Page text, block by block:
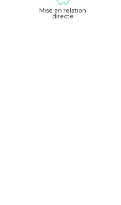
Mise en relation
directe